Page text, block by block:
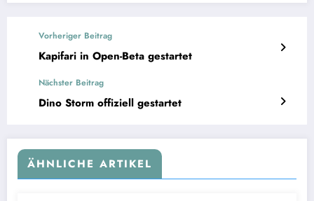
Vorheriger Beitrag
Kapifari in Open-Beta gestartet
Nächster Beitrag
Dino Storm offiziell gestartet
ÄHNLICHE ARTIKEL